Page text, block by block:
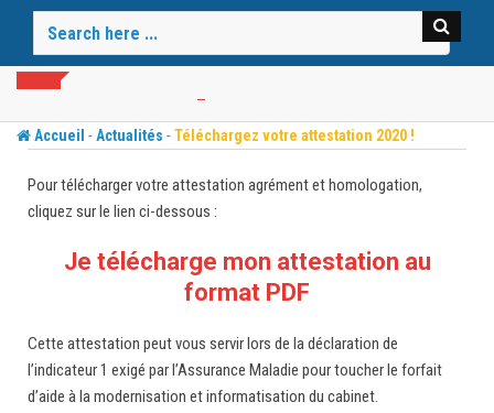
content
Accueil -Actualités -Téléchargez votre attestation 2020 !
Pour télécharger votre attestation agrément et homologation,
cliquez sur le lien ci-dessous :
Je télécharge mon attestation au
format PDF
Cette attestation peut vous servir lors de la déclaration de
l’indicateur 1 exigé par l’Assurance Maladie pour toucher le forfait
d’aide à la modernisation et informatisation du cabinet.